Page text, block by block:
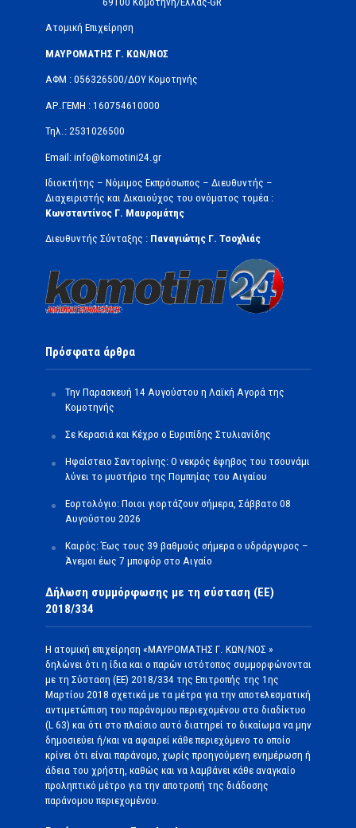
Ατομική Επιχείρηση
ΜΑΥΡΟΜΑΤΗΣ Γ. ΚΩΝ/ΝΟΣ
ΑΦΜ : 056326500/ΔOΥ Κομοτηνής
ΑΡ.ΓΕΜΗ : 160754610000
Τηλ.: 2531026500
Email: info@komotini24.gr
Ιδιοκτήτης – Νόμιμος Εκπρόσωπος – Διευθυντής –
Διαχειριστής και Δικαιούχος του ονόματος τομέα :
Κωνσταντίνος Γ. Μαυρομάτης
Διευθυντής Σύνταξης : Παναγιώτης Γ. Τσοχλιάς
Πρόσφατα άρθρα
Την Παρασκευή 14 Αυγούστου η Λαϊκή Αγορά της
Κομοτηνής
Σε Κερασιά και Κέχρο ο Ευριπίδης Στυλιανίδης
Ηφαίστειο Σαντορίνης: Ο νεκρός έφηβος του τσουνάμι
λύνει το μυστήριο της Πομπηίας του Αιγαίου
Εορτολόγιο: Ποιοι γιορτάζουν σήμερα, Σάββατο 08
Αυγούστου 2026
Καιρός: Έως τους 39 βαθμούς σήμερα ο υδράργυρος –
Άνεμοι έως 7 μποφόρ στο Αιγαίο
Δήλωση συμμόρφωσης με τη σύσταση (ΕΕ)
2018/334
Η ατομική επιχείρηση «ΜΑΥΡΟΜΑΤΗΣ Γ. ΚΩΝ/ΝΟΣ »
δηλώνει ότι η ίδια και ο παρών ιστότοπος συμμορφώνονται
με τη Σύσταση (ΕΕ) 2018/334 της Επιτροπής της 1ης
Μαρτίου 2018 σχετικά με τα μέτρα για την αποτελεσματική
αντιμετώπιση του παράνομου περιεχομένου στο διαδίκτυο
(L 63) και ότι στο πλαίσιο αυτό διατηρεί το δικαίωμα να μην
δημοσιεύει ή/και να αφαιρεί κάθε περιεχόμενο το οποίο
κρίνει ότι είναι παράνομο, χωρίς προηγούμενη ενημέρωση ή
άδεια του χρήστη, καθώς και να λαμβάνει κάθε αναγκαίο
προληπτικό μέτρο για την αποτροπή της διάδοσης
παράνομου περιεχομένου.